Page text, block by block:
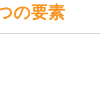
の要素